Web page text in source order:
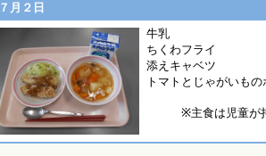
７月２日
牛
ちくわフライ
添えキャベツ
トマトとじゃがいもの
※主食は児童が